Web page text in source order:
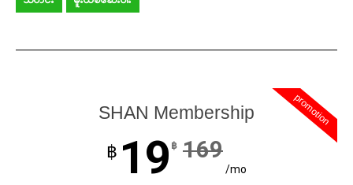
promotion
SHAN Membership
฿ 19 ฿ 169
/mo